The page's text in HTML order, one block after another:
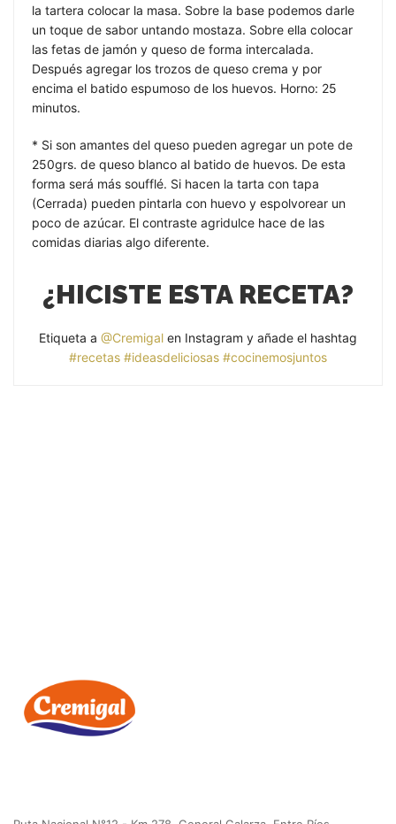
la tartera colocar la masa. Sobre la base podemos darle
un toque de sabor untando mostaza. Sobre ella colocar
las fetas de jamón y queso de forma intercalada.
Después agregar los trozos de queso crema y por
encima el batido espumoso de los huevos. Horno: 25
minutos.
* Si son amantes del queso pueden agregar un pote de
250grs. de queso blanco al batido de huevos. De esta
forma será más soufflé. Si hacen la tarta con tapa
(Cerrada) pueden pintarla con huevo y espolvorear un
poco de azúcar. El contraste agridulce hace de las
comidas diarias algo diferente.
¿HICISTE ESTA RECETA?
Etiqueta a @Cremigal en Instagram y añade el hashtag
#recetas #ideasdeliciosas #cocinemosjuntos